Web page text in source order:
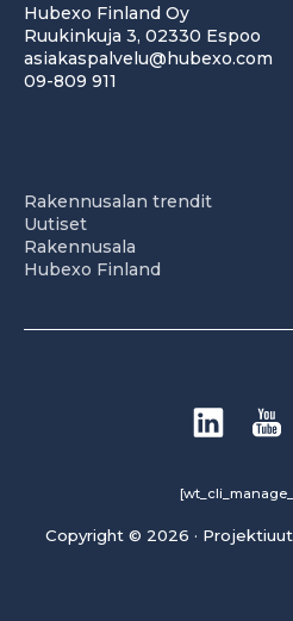
Hubexo Finland Oy
Ruukinkuja 3, 02330 Espoo
asiakaspalvelu@hubexo.com
09-809 911
Rakennusalan trendit
Uutiset
Rakennusala
Hubexo Finland
Copyright © 2026 ·